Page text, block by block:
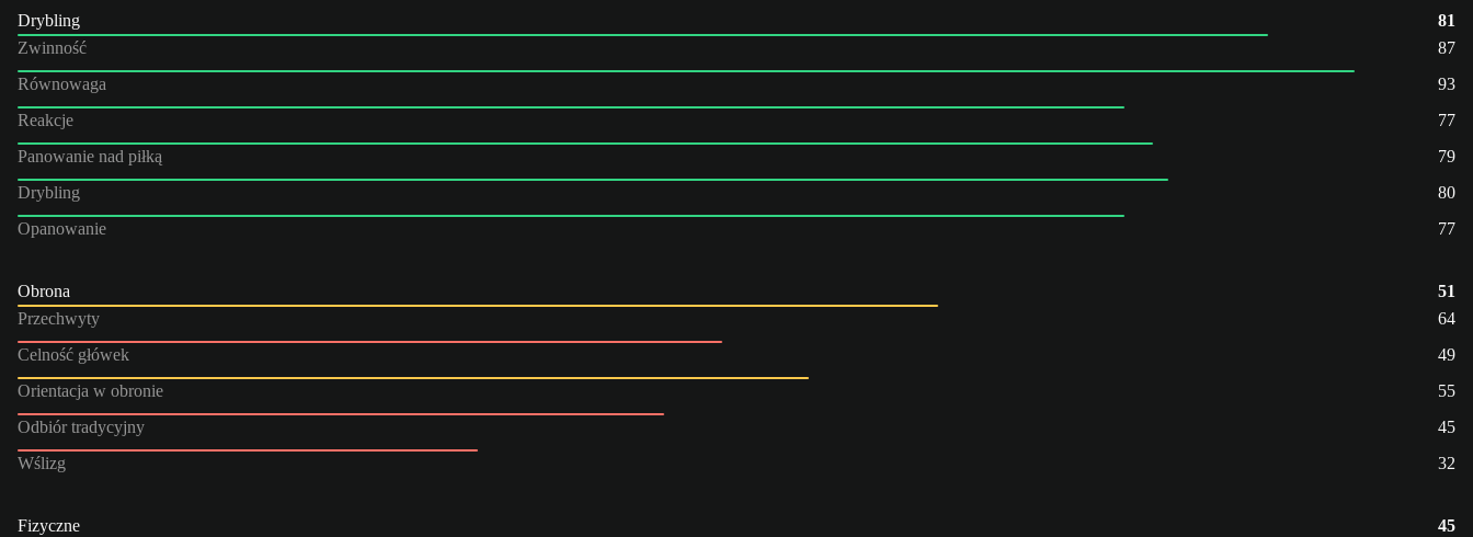
Drybling
81
Zwinność
87
Równowaga
93
Reakcje
77
Panowanie nad piłką
79
Drybling
80
Opanowanie
77
Obrona
51
Przechwyty
64
Celność główek
49
Orientacja w obronie
55
Odbiór tradycyjny
45
Wślizg
32
Fizyczne
45